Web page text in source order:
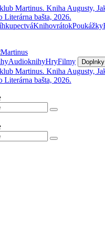
KnihovrátokPoukážky
AudioknihyHryFilmy Doplnky